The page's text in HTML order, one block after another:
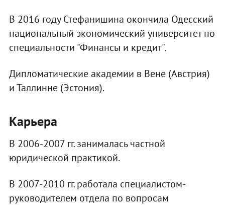
В 2016 году Стефанишина окончила Одесский
национальный экономический университет по
специальности "Финансы и кредит".
Дипломатические академии в Вене (Австрия)
и Таллинне (Эстония).
Карьера
В 2006-2007 гг. занималась частной
юридической практикой.
В 2007-2010 гг. работала специалистом-
руководителем отдела по вопросам